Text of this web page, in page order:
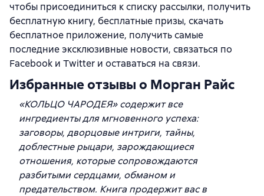
чтобы присоединиться к списку рассылки, получить
бесплатную книгу, бесплатные призы, скачать
бесплатное приложение, получить самые
последние эксклюзивные новости, связаться по
Facebook и Twitter и оставаться на связи.
Избранные отзывы о Морган Райс
«КОЛЬЦО ЧАРОДЕЯ» содержит все
ингредиенты для мгновенного успеха:
заговоры, дворцовые интриги, тайны,
доблестные рыцари, зарождающиеся
отношения, которые сопровождаются
разбитыми сердцами, обманом и
предательством. Книга продержит вас в